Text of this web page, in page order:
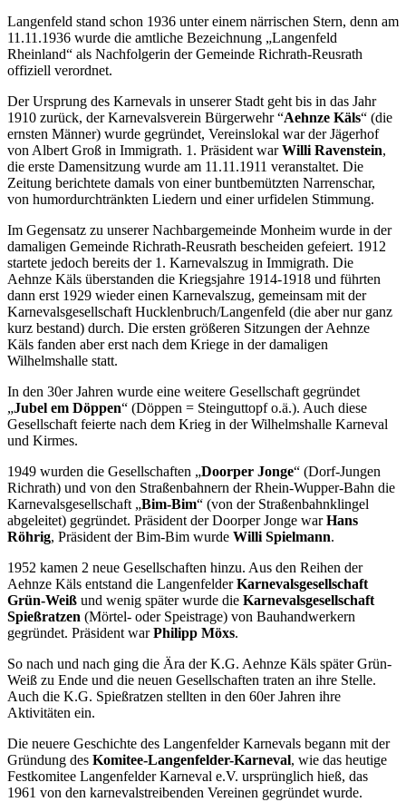
Langenfeld stand schon 1936 unter einem närrischen Stern, denn am
11.11.1936 wurde die amtliche Bezeichnung „Langenfeld
Rheinland“ als Nachfolgerin der Gemeinde Richrath-Reusrath
offiziell verordnet.
Der Ursprung des Karnevals in unserer Stadt geht bis in das Jahr
1910 zurück, der Karnevalsverein Bürgerwehr “Aehnze Käls“ (die
ernsten Männer) wurde gegründet, Vereinslokal war der Jägerhof
von Albert Groß in Immigrath. 1. Präsident warWilli Ravenstein,
die erste Damensitzung wurde am 11.11.1911 veranstaltet. Die
Zeitung berichtete damals von einer buntbemützten Narrenschar,
von humordurchtränkten Liedern und einer urfidelen Stimmung.
Im Gegensatz zu unserer Nachbargemeinde Monheim wurde in der
damaligen Gemeinde Richrath-Reusrath bescheiden gefeiert. 1912
startete jedoch bereits der 1. Karnevalszug in Immigrath. Die
Aehnze Käls überstanden die Kriegsjahre 1914-1918 und führten
dann erst 1929 wieder einen Karnevalszug, gemeinsam mit der
Karnevalsgesellschaft Hucklenbruch/Langenfeld (die aber nur ganz
kurz bestand) durch. Die ersten größeren Sitzungen der Aehnze
Käls fanden aber erst nach dem Kriege in der damaligen
Wilhelmshalle statt.
In den 30er Jahren wurde eine weitere Gesellschaft gegründet
„Jubel em Döppen“ (Döppen = Steinguttopf o.ä.). Auch diese
Gesellschaft feierte nach dem Krieg in der Wilhelmshalle Karneval
und Kirmes.
1949 wurden die Gesellschaften „Doorper Jonge“ (Dorf-Jungen
Richrath) und von den Straßenbahnern der Rhein-Wupper-Bahn die
Karnevalsgesellschaft „Bim-Bim“ (von der Straßenbahnklingel
abgeleitet) gegründet. Präsident der Doorper Jonge warHans
Röhrig, Präsident der Bim-Bim wurde Willi Spielmann.
1952 kamen 2 neue Gesellschaften hinzu. Aus den Reihen der
Aehnze Käls entstand die LangenfelderKarnevalsgesellschaft
Grün-Weiß und wenig später wurde die Karnevalsgesellschaft
Spießratzen (Mörtel- oder Speistrage) von Bauhandwerkern
gegründet. Präsident warPhilipp Möxs.
So nach und nach ging die Ära der K.G. Aehnze Käls später Grün-
Weiß zu Ende und die neuen Gesellschaften traten an ihre Stelle.
Auch die K.G. Spießratzen stellten in den 60er Jahren ihre
Aktivitäten ein.
Die neuere Geschichte des Langenfelder Karnevals begann mit der
Gründung des Komitee-Langenfelder-Karneval, wie das heutige
Festkomitee Langenfelder Karneval e.V. ursprünglich hieß, das
1961 von den karnevalstreibenden Vereinen gegründet wurde.